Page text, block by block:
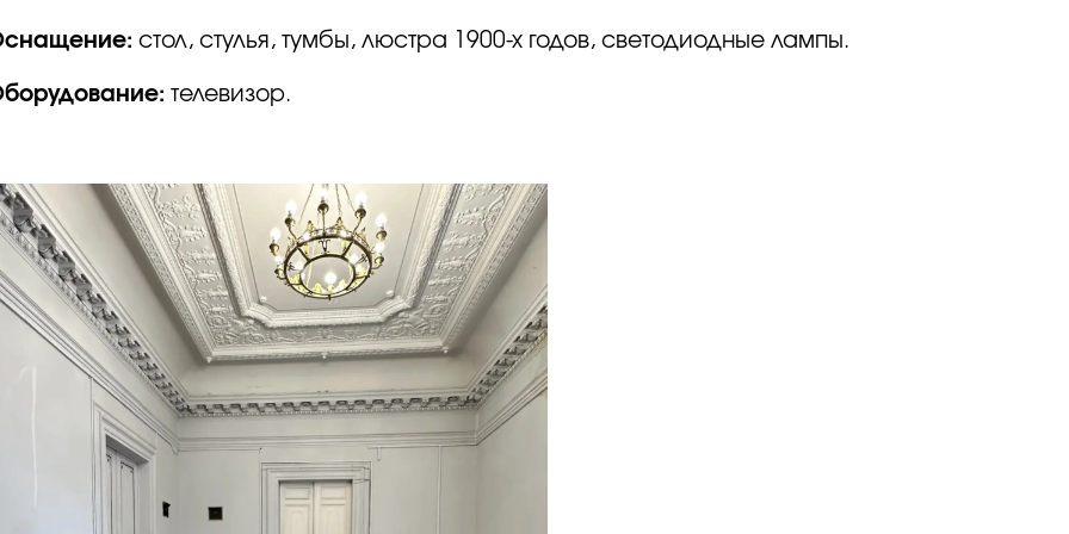
стол, стулья, тумбы, люстра 1900-х годов, светодиодные лампы.
телевизор.